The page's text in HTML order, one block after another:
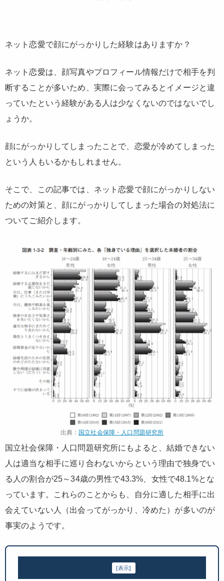
ネット恋愛で顔にがっかりした経験はありますか？
ネット恋愛は、顔写真やプロフィール情報だけで相手を判
断することが多いため、実際に会ってみるとイメージと違
っていたという経験がある人は少なくないのではないでし
ょうか。
顔にがっかりしてしまったことで、恋愛が冷めてしまった
という人もいるかもしれません。
そこで、この記事では、ネット恋愛で顔にがっかりしない
ための対策と、顔にがっかりしてしまった場合の対処法に
ついてご紹介します。
出典： 国立社会保障・人口問題研究所
国立社会保障・人口問題研究所にもよると、結婚できない
人は適当な相手に巡り合わないからという理由で独身でい
る人の割合が25～34歳の男性で43.3%、女性で48.1%とな
っています。これらのことからも、自分に適した相手に出
会えていない人（出会ってがっかり、冷めた）が多いのが
事実のようです。
[表示]